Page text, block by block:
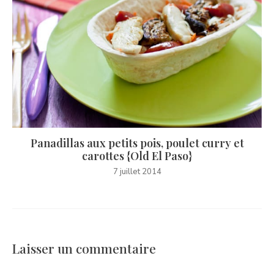
Panadillas aux petits pois, poulet curry et
carottes {Old El Paso}
7 juillet 2014
Laisser un commentaire